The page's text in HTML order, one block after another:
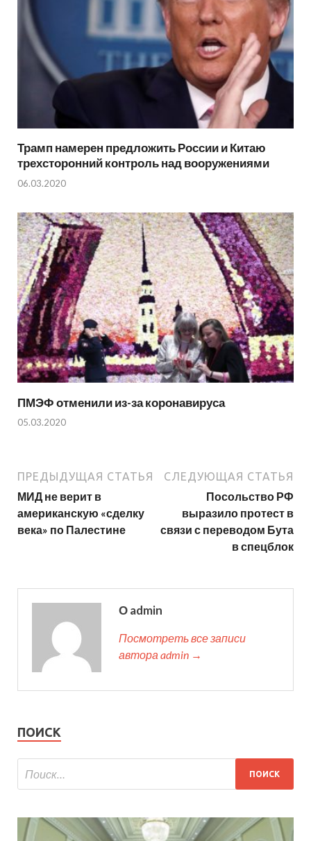
Трамп намерен предложить России и Китаю
трехсторонний контроль над вооружениями
06.03.2020
ПМЭФ отменили из-за коронавируса
05.03.2020
ПРЕДЫДУЩАЯ СТАТЬЯ
МИД не верит в
американскую «сделку
века» по Палестине
СЛЕДУЮЩАЯ СТАТЬЯ
Посольство РФ
выразило протест в
связи с переводом Бута
в спецблок
О admin
Посмотреть все записи
автора admin →
ПОИСК